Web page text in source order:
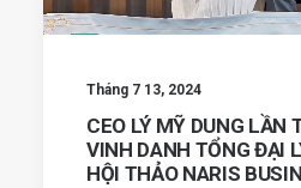
Tháng 7 13, 2024
CEO LÝ MỸ DUNG LẦN
VINH DANH TỔNG ĐẠI
HỘI THẢO NARIS